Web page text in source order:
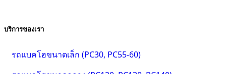
บริการของเรา
รถแบคโฮขนาดเล็ก (PC30, PC55-60)